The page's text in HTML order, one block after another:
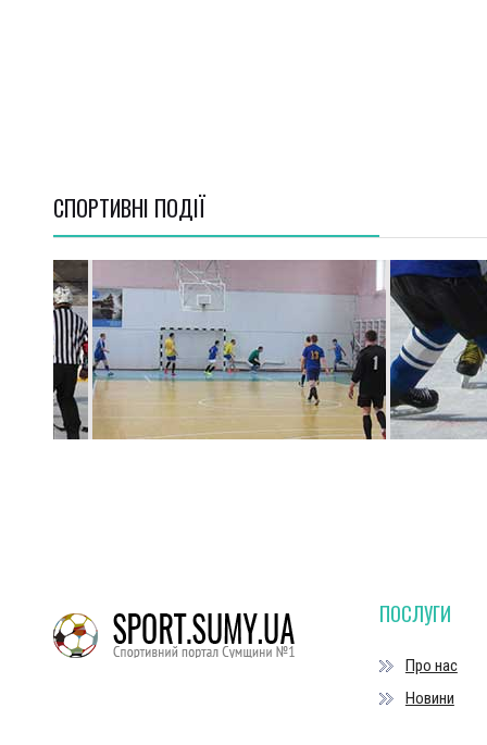
СПОРТИВНI ПОДІЇ
ПОСЛУГИ
Про нас
Новини